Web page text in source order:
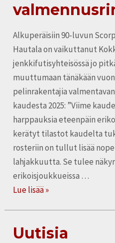
Alkuperäisiin 90-luvun
Hautala on vaikuttanut
jenkkifutisyhteisössä jo
muuttumaan tänäkään
pelinrakentajia
kaudesta 2025: ”Viime
harppauksia eteenpäin
kerätyt tilastot kaudelta
rosteriin on tullut lisää
lahjakkuutta. Se tulee
erikoisjoukkueissa …
Lue lisää »
Uutisia
Uutisia